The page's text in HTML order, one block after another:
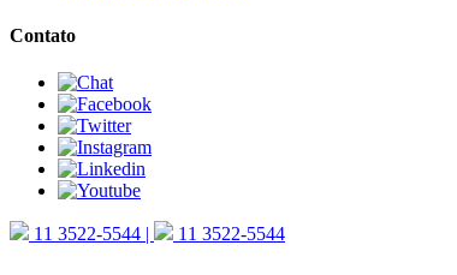
Contato
11 3522-5544 | 11 3522-5544